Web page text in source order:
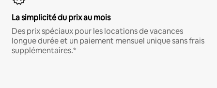
La simplicité du prix au mois
Des prix spéciaux pour les locations de vacances
longue durée et un paiement mensuel unique sans frais
supplémentaires.*